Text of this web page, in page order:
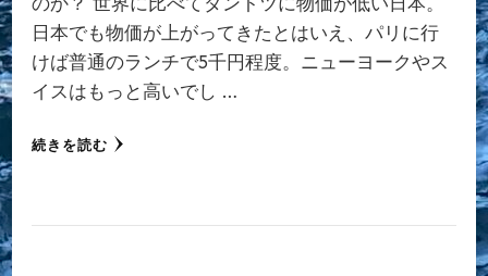
日本でも物価が上がってきたとはいえ、パリに行
けば普通のランチで5千円程度。ニューヨークやス
イスはもっと高いでし …
続きを読む